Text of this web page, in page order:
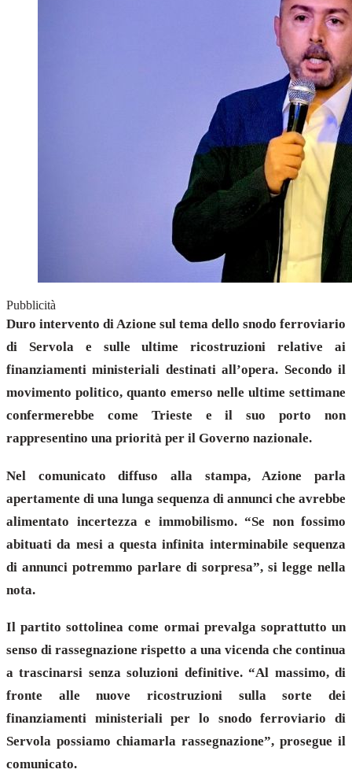
Pubblicità
Duro intervento di Azione sul tema dello snodo ferroviario
di Servola e sulle ultime ricostruzioni relative ai
finanziamenti ministeriali destinati all’opera. Secondo il
movimento politico, quanto emerso nelle ultime settimane
confermerebbe come Trieste e il suo porto non
rappresentino una priorità per il Governo nazionale.
Nel comunicato diffuso alla stampa, Azione parla
apertamente di una lunga sequenza di annunci che avrebbe
alimentato incertezza e immobilismo. “Se non fossimo
abituati da mesi a questa infinita interminabile sequenza
di annunci potremmo parlare di sorpresa”, si legge nella
nota.
Il partito sottolinea come ormai prevalga soprattutto un
senso di rassegnazione rispetto a una vicenda che continua
a trascinarsi senza soluzioni definitive. “Al massimo, di
fronte alle nuove ricostruzioni sulla sorte dei
finanziamenti ministeriali per lo snodo ferroviario di
Servola possiamo chiamarla rassegnazione”, prosegue il
comunicato.